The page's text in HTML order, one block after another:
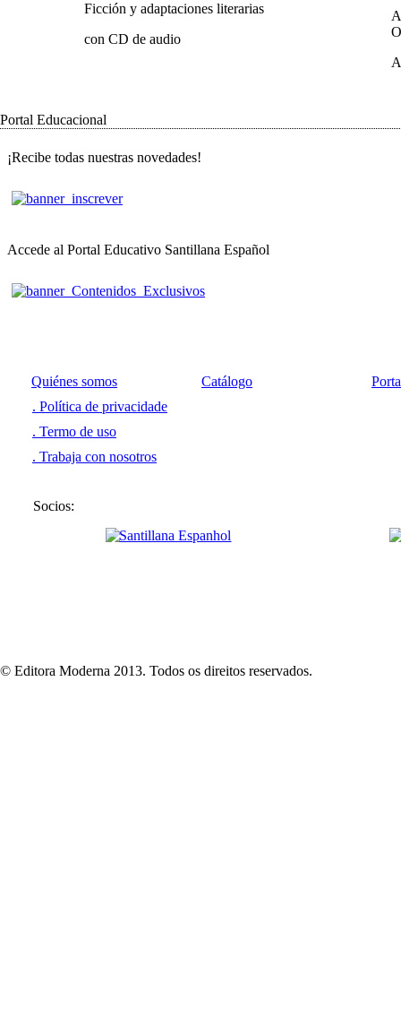
Ficción y adaptaciones literarias
con CD de audio
Portal Educacional
¡Recibe todas nuestras novedades!
Accede al Portal Educativo Santillana Español
Quiénes somos
. Política de privacidade
. Termo de uso
. Trabaja con nosotros
Catálogo
Socios:
© Editora Moderna 2013. Todos os direitos reservados.